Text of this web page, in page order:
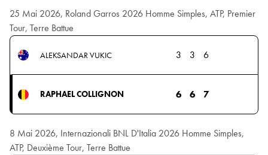
25 Mai 2026, Roland Garros 2026 Homme Simples, ATP, Premier
Tour, Terre Battue
ALEKSANDAR VUKIC 3 3 6
RAPHAEL COLLIGNON 6 6 7
8 Mai 2026, Internazionali BNL D'Italia 2026 Homme Simples,
ATP, Deuxième Tour, Terre Battue